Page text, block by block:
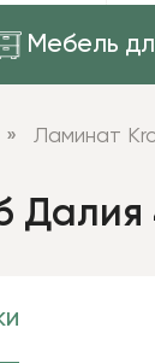
Мебель
Ламинат
Далия